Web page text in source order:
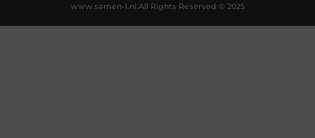
All Rights Reserved © 2025
www.samen-1.nl.